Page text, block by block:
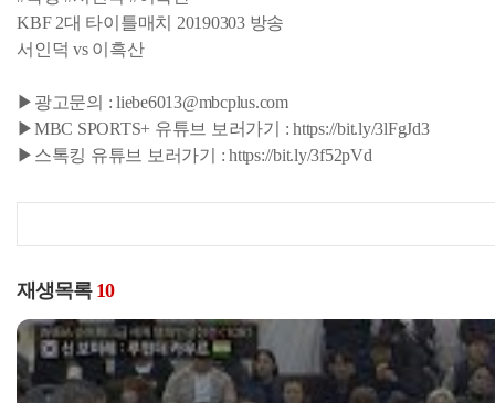
KBF 2대 타이틀매치 20190303 방송
서인덕 vs 이흑산
▶광고문의 : liebe6013@mbcplus.com
▶MBC SPORTS+ 유튜브 보러가기 : https://bit.ly/3lFgJd3
▶스톡킹 유튜브 보러가기 : https://bit.ly/3f52pVd
재생목록 10